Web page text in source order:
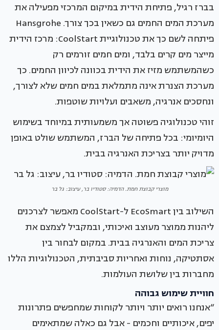
בברז רגיל, פתיחת הידית במיקום המרכזי מפעילה את
מערכת המים החמים גם כשאין בכך צורך. Hansgrohe
פיתחה לשם כך את טכנולוגיית CoolStart: מרכז הידית
מייצר מים קרים בלבד, ומים חמים זורמים רק
כשהמשתמש מזיז את הידית בכוונה לכיוון החמים. כך
מערכת הצנרת אינה מתמלאת במים חמים שלא לצורך,
ונחסכים אנרגיה, משאבים ועלויות שוטפות.
זוהי טכנולוגיה פשוטה אך משמעותית במיוחד בשימוש
היומיומי: בכל פתיחה של הברז, המשתמש שולט באופן
מדויק יותר בצריכת האנרגיה בבית.
מוצרי קבוצת חמת. הדמיה: סטודיו בר, עיצוב: גל בר
השילוב בין EcoSmart ל-CoolStart מאפשר לצרכנים
ליהנות ממוצר מעוצב ואיכותי, ובמקביל לצמצם את
צריכת המים והאנרגיה בבית. במקום לבחור בין
אסתטיקה, נוחות ואחריות סביבתית, הטכנולוגיות הללו
מחברות בין שלושת העולמות.
חוויית שימוש גבוהה
“אנחנו רואים יותר ויותר לקוחות שמחפשים פתרונות
יפים, איכותיים וחכמים - אבל גם כאלה שמתאימים